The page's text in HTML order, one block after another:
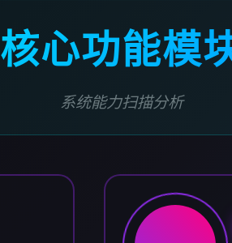
核心功能模
系统能力扫描分析